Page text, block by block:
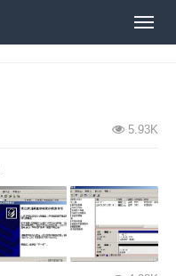
5.93K